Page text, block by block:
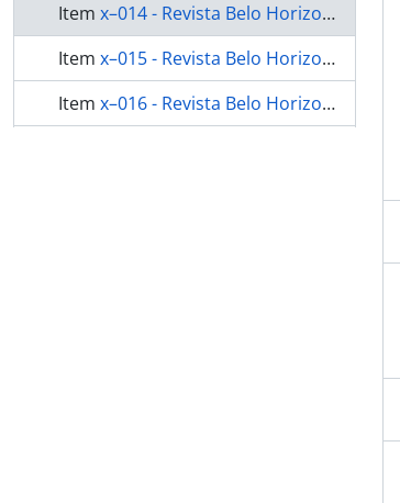
Item x–014 - Revista Belo Horizonte n.17
Item x–015 - Revista Belo Horizonte n.18
Item x–016 - Revista Belo Horizonte n.19